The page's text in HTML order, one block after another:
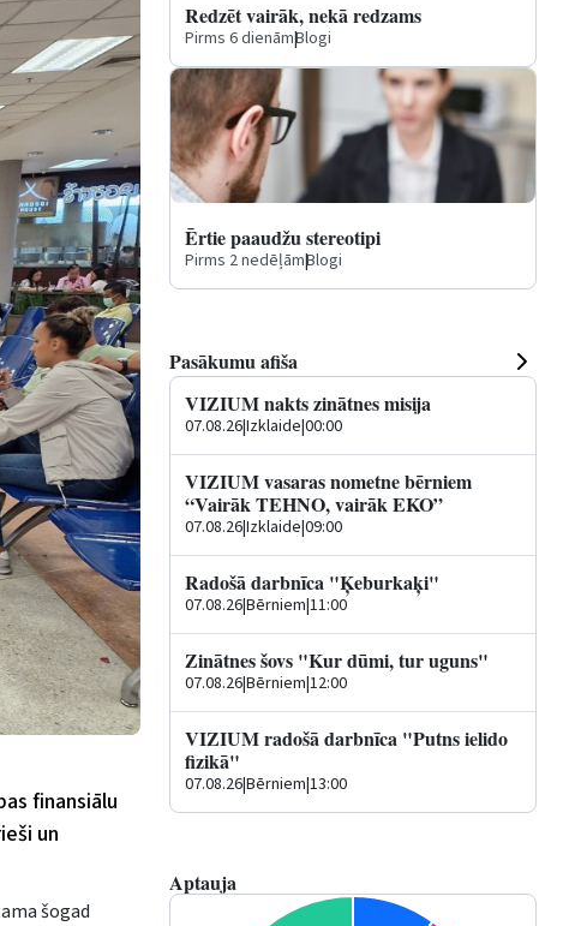
finansiālu
un
šogad
Redzēt vairāk, nekā redzams
Pirms 6 dienām|Blogi
Ērtie paaudžu stereotipi
Pirms 2 nedēļām|Blogi
Pasākumu afiša
VIZIUM nakts zinātnes misija
07.08.26|Izklaide|00:00
VIZIUM vasaras nometne bērniem
“Vairāk TEHNO, vairāk EKO”
07.08.26|Izklaide|09:00
Radošā darbnīca "Ķeburkaķi"
07.08.26|Bērniem|11:00
Zinātnes šovs "Kur dūmi, tur uguns"
07.08.26|Bērniem|12:00
VIZIUM radošā darbnīca "Putns ielido
fizikā"
07.08.26|Bērniem|13:00
Aptauja